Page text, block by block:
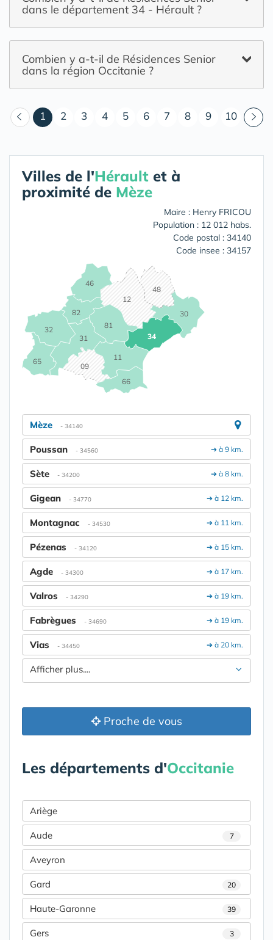
dans le département 34 - Hérault ?
Combien y a-t-il de Résidences Senior
dans la région Occitanie ?
1 (courant)
2 3 4 5 6 7 8 9 10
Villes de l'Hérault et à
proximité de Mèze
Maire : Henry FRICOU
Population : 12 012 habs.
Code postal : 34140
Code insee : 34157
09
11
12
30
31
32
34
46
48
65
66
81
82
Mèze - 34140
➔ à 9 km.
Poussan - 34560
➔ à 8 km.
Sète - 34200
➔ à 12 km.
Gigean - 34770
➔ à 11 km.
Montagnac - 34530
➔ à 15 km.
Pézenas - 34120
➔ à 17 km.
Agde - 34300
➔ à 19 km.
Valros - 34290
➔ à 19 km.
Fabrègues - 34690
➔ à 20 km.
Vias - 34450
Afficher plus....
Proche de vous
Les départements d'Occitanie
Ariège
Aude 7
Aveyron
Gard 20
Haute-Garonne 39
Gers 3